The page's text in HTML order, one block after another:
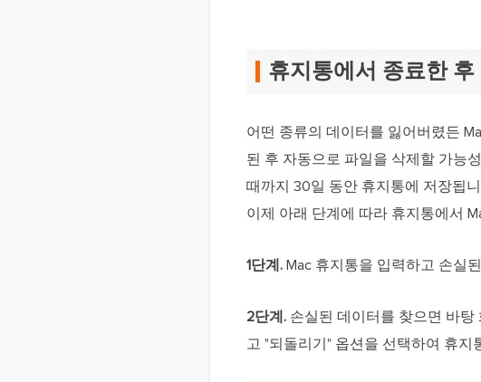
휴지통에서 종료한
어떤 종류의 데이터를 잃어버렸든
된 후 자동으로 파일을 삭제할 가능
때까지 30일 동안 휴지통에 저장됩
이제 아래 단계에 따라 휴지통에서
1단계. Mac 휴지통을 입력하고 손실
2단계. 손실된 데이터를 찾으면 바
고 "되돌리기" 옵션을 선택하여 휴지